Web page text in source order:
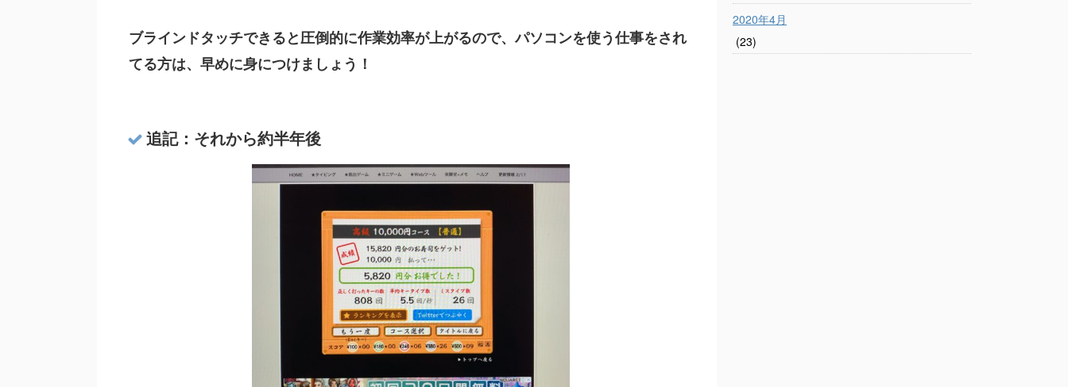
ブラインドタッチできると圧倒的に作業効率が上がるので、パソコンを使う仕事をされ
てる方は、早めに身につけましょう！
追記：それから約半年後
2020年4月
(23)